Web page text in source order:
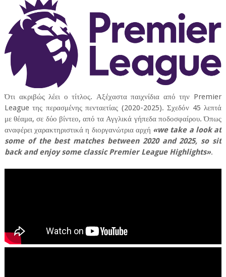
Ότι ακριβώς λέει ο τίτλος. Αξέχαστα παιχνίδια από την Premier
League της περασμένης πενταετίας (2020-2025). Σχεδόν 45 λεπτά
με θέαμα, σε δύο βίντεο, από τα Αγγλικά γήπεδα ποδοσφαίρου. Όπως
αναφέρει χαρακτηριστικά η διοργανώτρια αρχή «we take a look at
some of the best matches between 2020 and 2025, so sit
back and enjoy some classic Premier League Highlights».